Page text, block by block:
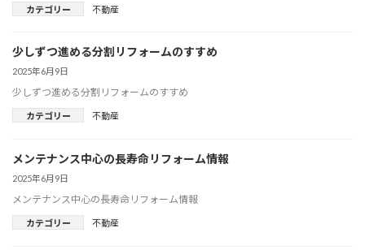
カテゴリー 不動産
少しずつ進める分割リフォームのすすめ
2025年6月9日
少しずつ進める分割リフォームのすすめ
カテゴリー 不動産
メンテナンス中心の長寿命リフォーム情報
2025年6月9日
メンテナンス中心の長寿命リフォーム情報
カテゴリー 不動産